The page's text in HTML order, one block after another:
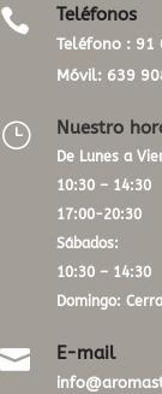
 Teléfonos
Teléfono : 91
Móvil: 639
} Nuestro
De Lunes a
10:30 – 14:30
17:00-20:30
Sábados:
10:30 – 14:30
Domingo:
 E-mail